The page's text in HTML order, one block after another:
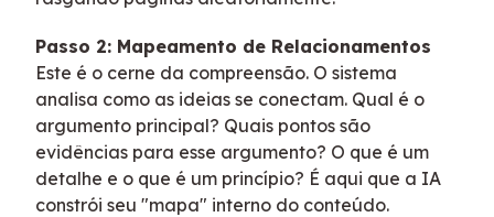
Passo 2: Mapeamento de Relacionamentos
Este é o cerne da compreensão. O sistema
analisa como as ideias se conectam. Qual é o
argumento principal? Quais pontos são
evidências para esse argumento? O que é um
detalhe e o que é um princípio? É aqui que a IA
constrói seu "mapa" interno do conteúdo.